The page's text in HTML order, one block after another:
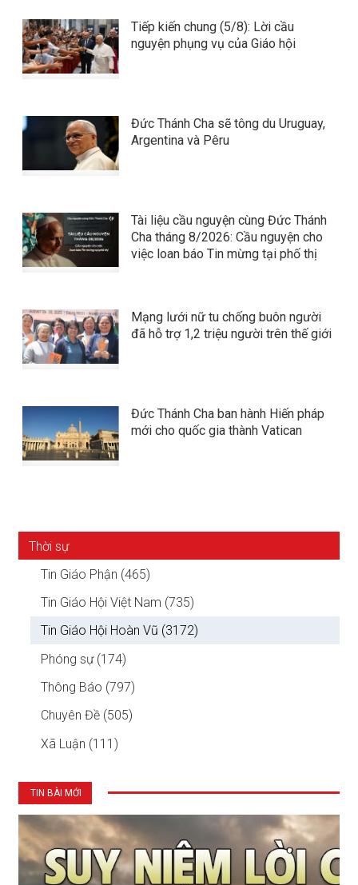
Tiếp kiến chung (5/8): Lời cầu
nguyện phụng vụ của Giáo hội
Đức Thánh Cha sẽ tông du Uruguay,
Argentina và Pêru
Tài liệu cầu nguyện cùng Đức Thánh
Cha tháng 8/2026: Cầu nguyện cho
việc loan báo Tin mừng tại phố thị
Mạng lưới nữ tu chống buôn người
đã hỗ trợ 1,2 triệu người trên thế giới
Đức Thánh Cha ban hành Hiến pháp
mới cho quốc gia thành Vatican
Thời sự
Tin Giáo Phận (465)
Tin Giáo Hội Việt Nam (735)
Tin Giáo Hội Hoàn Vũ (3172)
Phóng sự (174)
Thông Báo (797)
Chuyên Đề (505)
Xã Luận (111)
TIN BÀI MỚI